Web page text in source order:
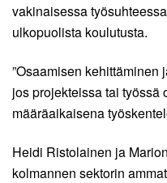
vakinaisessa
ulkopuolista koulutusta.
”Osaamisen
jos projekteissa tai työssä
määräaikaisena
Heidi Ristolainen ja
kolmannen sektorin